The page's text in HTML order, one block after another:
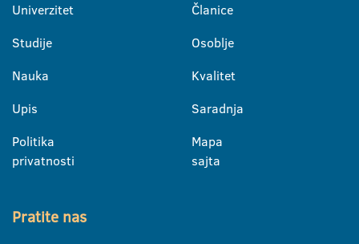
Univerzitet
Studije
Nauka
Upis
Politika
privatnosti
Članice
Osoblje
Kvalitet
Saradnja
Mapa
sajta
Pratite nas